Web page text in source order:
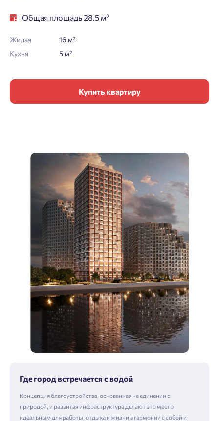
Общая площадь 28.5 м²
Жилая
16 м²
Кухня
5 м²
Купить квартиру
Где город встречается с водой
Концепция благоустройства, основанная на единении с
природой, и развитая инфраструктура делают это место
идеальным для работы, отдыха и жизни в гармонии с собой и